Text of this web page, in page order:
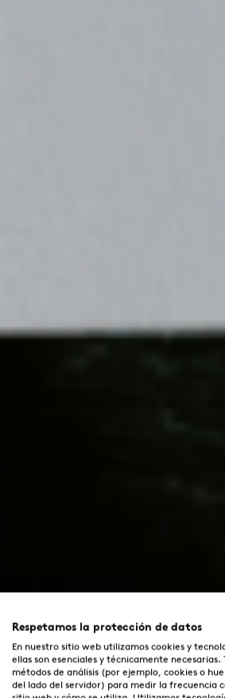
Respetamos la protección de datos
En nuestro sitio web utilizamos cookies y
ellas son esenciales y técnicamente
métodos de análisis (por ejemplo, cookies o
del lado del servidor) para medir la frecuencia